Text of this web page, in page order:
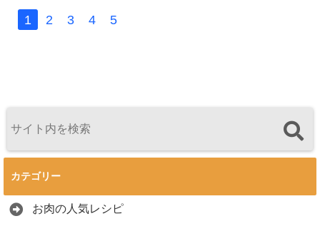
1 2 3 4 5
カテゴリー
お肉の人気レシピ